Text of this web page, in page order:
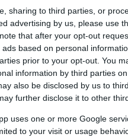
sharing to third parties, or
advertising by us, please use
that after your opt-out
based on personal
prior to your opt-out. You
information by third parties
also be disclosed by us to
further disclose it to other
uses one or more Google
to your visit or usage
una metamorfosi
dominata dall’open
parlando solo di
in cui collaboriamo,